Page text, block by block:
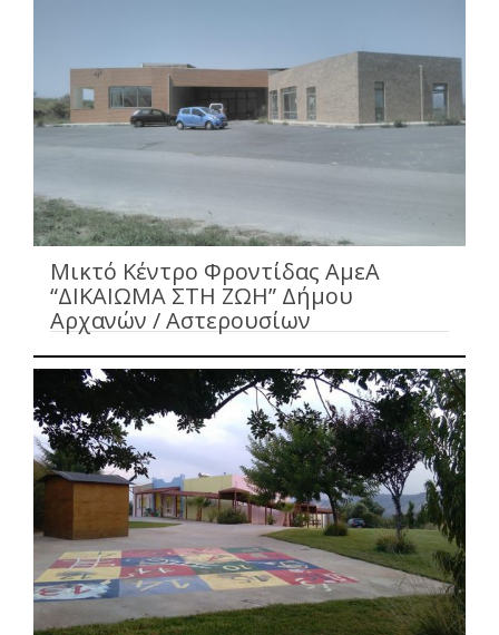
Μικτό Κέντρο Φροντίδας ΑμεΑ
“ΔΙΚΑΙΩΜΑ ΣΤΗ ΖΩΗ” Δήμου
Αρχανών / Αστερουσίων